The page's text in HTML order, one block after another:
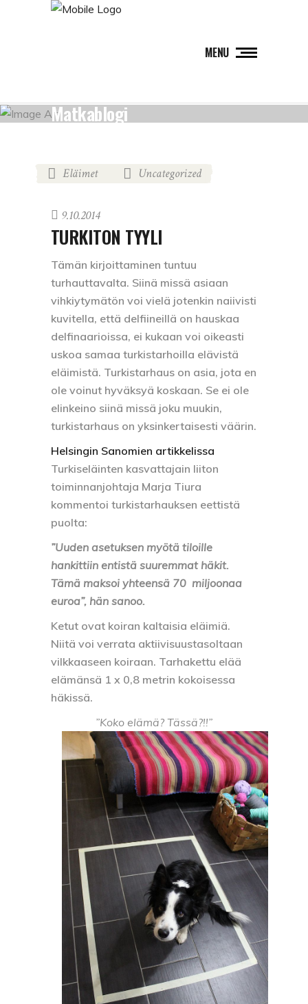
MENU
Matkablogi
Eläimet Uncategorized
9.10.2014
TURKITON TYYLI
Tämän kirjoittaminen tuntuu
turhauttavalta. Siinä missä asiaan
vihkiytymätön voi vielä jotenkin naiivisti
kuvitella, että delfiineillä on hauskaa
delfinaarioissa, ei kukaan voi oikeasti
uskoa samaa turkistarhoilla elävistä
eläimistä. Turkistarhaus on asia, jota en
ole voinut hyväksyä koskaan. Se ei ole
elinkeino siinä missä joku muukin,
turkistarhaus on yksinkertaisesti väärin.
Helsingin Sanomien artikkelissa
Turkiseläinten kasvattajain liiton
toiminnanjohtaja Marja Tiura
kommentoi turkistarhauksen eettistä
puolta:
”Uuden asetuksen myötä tiloille
hankittiin entistä suuremmat häkit.
Tämä maksoi yhteensä 70 miljoonaa
euroa”, hän sanoo.
Ketut ovat koiran kaltaisia eläimiä.
Niitä voi verrata aktiivisuustasoltaan
vilkkaaseen koiraan. Tarhakettu elää
elämänsä 1 x 0,8 metrin kokoisessa
häkissä.
”Koko elämä? Tässä?!!”